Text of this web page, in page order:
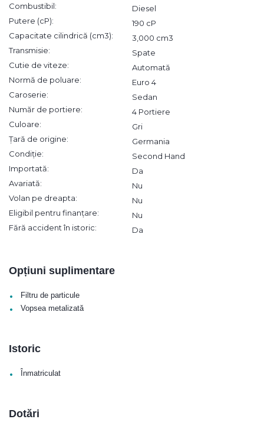
Combustibil:
Diesel
Putere (cP):
190 cP
Capacitate cilindrică (cm3):
3,000 cm3
Transmisie:
Spate
Cutie de viteze:
Automată
Normă de poluare:
Euro 4
Caroserie:
Sedan
Număr de portiere:
4 Portiere
Culoare:
Gri
Țară de origine:
Germania
Condiție:
Second Hand
Importată:
Da
Avariată:
Nu
Volan pe dreapta:
Nu
Eligibil pentru finanțare:
Nu
Fără accident în istoric:
Da
Opțiuni suplimentare
• Filtru de particule
• Vopsea metalizată
Istoric
• Înmatriculat
Dotări